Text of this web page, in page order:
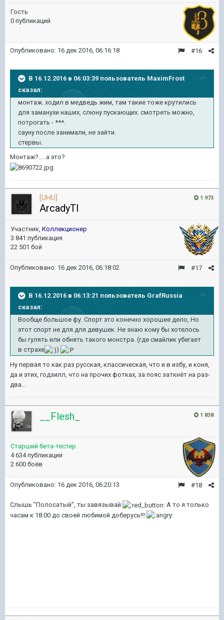
Гость
0 публикаций
#16
Опубликовано: 16 дек 2016, 06:16:18
В 16.12.2016 в 06:03:39 пользователь MaximFrost
сказал:
монтаж. ходил в медведь жим, там такие тоже крутились
для заманухи наших, слюну пускающих. смотреть можно,
потрогать - ***.
сауну после занимали, не зайти.
стервы.
Монтаж?.....а это?
1 973
[UHU]
ArcadyTI
Участник, Коллекционер
3 841 публикация
22 501 бой
#17
Опубликовано: 16 дек 2016, 06:18:02
В 16.12.2016 в 06:13:21 пользователь GrafRussia
сказал:
Вообще большое фу. Спорт это конечно хорошее дело, Но
этот спорт не для для девушек. Не знаю кому бы хотелось
бы гулять или обнять такого монстра. (где смайлик убегает
в страхе
)
Ну первая то как раз русская, классическая, что и в избу, и коня,
да и этих, годзилл, что на прочих фотках, за пояс заткнёт на раз-
два...
1 838
__Flesh_
Старший бета-тестер
4 634 публикации
2 600 боёв
#18
Опубликовано: 16 дек 2016, 06:20:13
Слышь "Полосатый", ты завязывай
А то я только
часам к 18:00 до своей любимой доберусь!!!